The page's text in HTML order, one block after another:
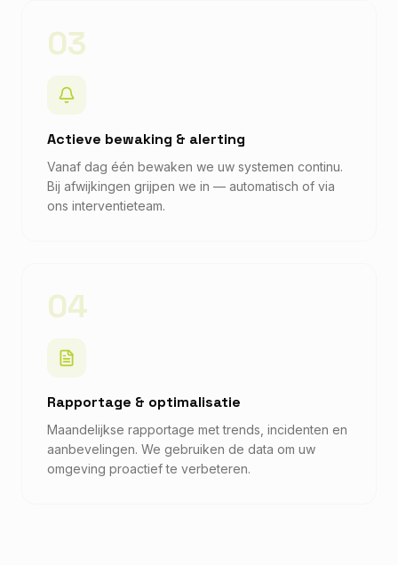
03
Actieve bewaking & alerting
Vanaf dag één bewaken we uw systemen continu.
Bij afwijkingen grijpen we in — automatisch of via
ons interventieteam.
04
Rapportage & optimalisatie
Maandelijkse rapportage met trends, incidenten en
aanbevelingen. We gebruiken de data om uw
omgeving proactief te verbeteren.